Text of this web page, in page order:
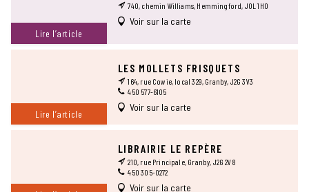
Lire l’article
740, chemin Williams, Hemmingford, J0L 1H0
Voir sur la carte
Lire l’article
LES MOLLETS FRISQUETS
164, rue Cowie, local 329, Granby, J2G 3V3
450 577-6105
Voir sur la carte
LIBRAIRIE LE REPÈRE
210, rue Principale, Granby, J2G 2V8
450 305-0272
Voir sur la carte